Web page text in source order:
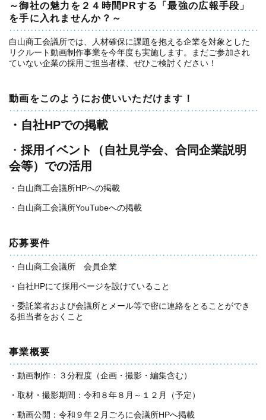
～御社の魅力を２４時間PRする「最強の広報手段」
を手に入れませんか？～
白山商工会議所では、人材確保に課題を抱える企業を対象とした
リクルート動画制作事業を今年度も実施します。まだご参加され
ていない企業の採用ご担当者様、ぜひご検討ください！
動画をこのようにお使いいただけます！
・自社HPでの掲載
・ 採用イベント（自社見学会、合同企業説明
会等）での活用
・白山商工会議所HPへの掲載
・白山商工会議所YouTubeへの掲載
応募要件
・白山商工会議所 会員企業
・自社HPにて採用ページを設けていること
・委託業者および会議所とメール等で密に連絡をとることができ
る担当者をおくこと
事業概要
・動画制作：３分程度（企画・撮影・編集含む）
・取材・撮影期間：令和８年８月～１２月（予定）
・動画公開：令和９年２月ごろに会議所HPへ掲載